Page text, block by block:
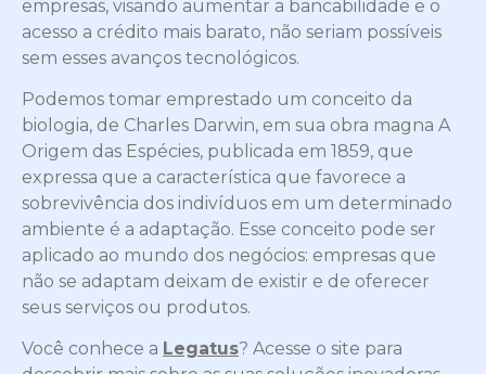
empresas, visando aumentar a bancabilidade e o
acesso a crédito mais barato, não seriam possíveis
sem esses avanços tecnológicos.
Podemos tomar emprestado um conceito da
biologia, de Charles Darwin, em sua obra magna A
Origem das Espécies, publicada em 1859, que
expressa que a característica que favorece a
sobrevivência dos indivíduos em um determinado
ambiente é a adaptação. Esse conceito pode ser
aplicado ao mundo dos negócios: empresas que
não se adaptam deixam de existir e de oferecer
seus serviços ou produtos.
Você conhece a Legatus? Acesse o site para